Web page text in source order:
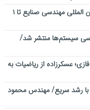
مهلت ارسال مقالات به شانزدهمین کنفرانس بین المللی مهندسی صنایع تا ۱
سیستم‌ها منتشر شد/
عسکرزاده از ریاضیات به
با رشد سریع/ مهندس محمود